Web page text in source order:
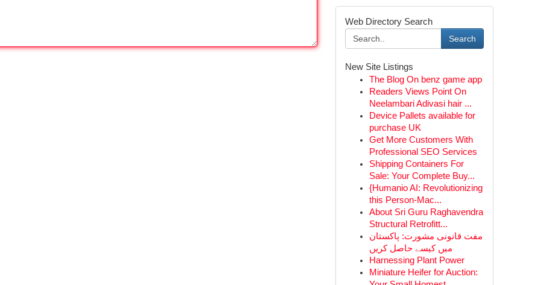
Web Directory Search
Search
New Site Listings
The Blog On benz game app
Readers Views Point On
Neelambari Adivasi hair ...
Device Pallets available for
purchase UK
Get More Customers With
Professional SEO Services
Shipping Containers For
Sale: Your Complete Buy...
{Humanio AI: Revolutionizing
this Person-Mac...
About Sri Guru Raghavendra
Structural Retrofitt...
مفت قانونی مشورت: پاکستان
میں کیسے حاصل کریں
Harnessing Plant Power
Miniature Heifer for Auction: